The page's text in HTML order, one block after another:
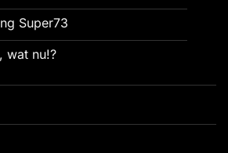
Super73
wat nu!?